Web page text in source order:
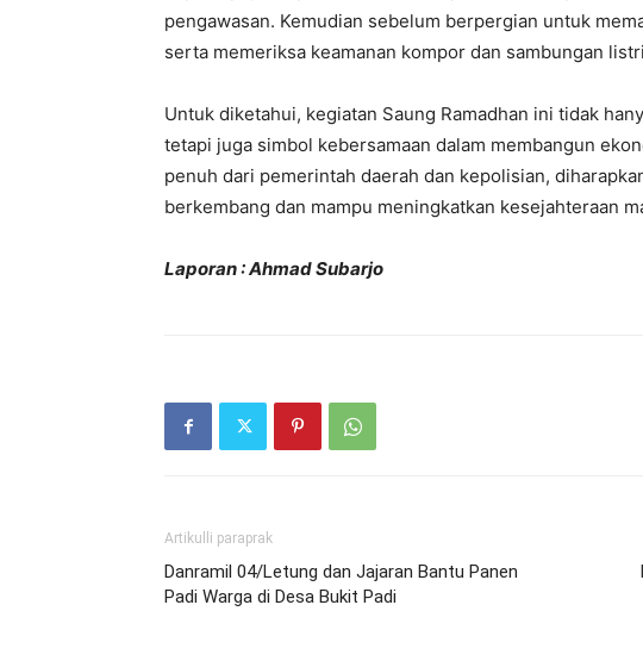
pengawasan. Kemudian sebelum berpergian untuk
serta memeriksa keamanan kompor dan sambungan
Untuk diketahui, kegiatan Saung Ramadhan ini tidak
tetapi juga simbol kebersamaan dalam membangun
penuh dari pemerintah daerah dan kepolisian,
berkembang dan mampu meningkatkan kesejahteraan
Laporan : Ahmad Subarjo
Artikulli paraprak
Danramil 04/Letung dan Jajaran Bantu Panen
Padi Warga di Desa Bukit Padi